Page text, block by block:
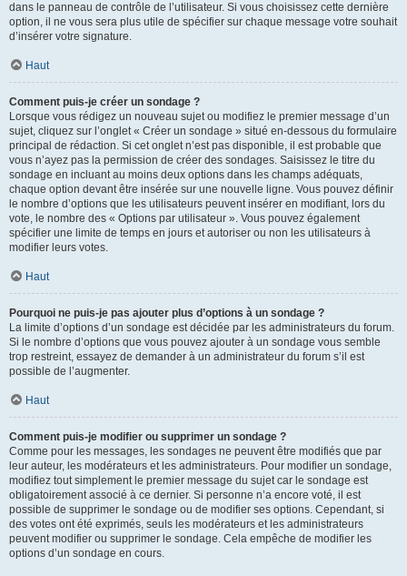
dans le panneau de contrôle de l’utilisateur. Si vous choisissez cette dernière
option, il ne vous sera plus utile de spécifier sur chaque message votre souhait
d’insérer votre signature.
Haut
Comment puis-je créer un sondage ?
Lorsque vous rédigez un nouveau sujet ou modifiez le premier message d’un
sujet, cliquez sur l’onglet « Créer un sondage » situé en-dessous du formulaire
principal de rédaction. Si cet onglet n’est pas disponible, il est probable que
vous n’ayez pas la permission de créer des sondages. Saisissez le titre du
sondage en incluant au moins deux options dans les champs adéquats,
chaque option devant être insérée sur une nouvelle ligne. Vous pouvez définir
le nombre d’options que les utilisateurs peuvent insérer en modifiant, lors du
vote, le nombre des « Options par utilisateur ». Vous pouvez également
spécifier une limite de temps en jours et autoriser ou non les utilisateurs à
modifier leurs votes.
Haut
Pourquoi ne puis-je pas ajouter plus d’options à un sondage ?
La limite d’options d’un sondage est décidée par les administrateurs du forum.
Si le nombre d’options que vous pouvez ajouter à un sondage vous semble
trop restreint, essayez de demander à un administrateur du forum s’il est
possible de l’augmenter.
Haut
Comment puis-je modifier ou supprimer un sondage ?
Comme pour les messages, les sondages ne peuvent être modifiés que par
leur auteur, les modérateurs et les administrateurs. Pour modifier un sondage,
modifiez tout simplement le premier message du sujet car le sondage est
obligatoirement associé à ce dernier. Si personne n’a encore voté, il est
possible de supprimer le sondage ou de modifier ses options. Cependant, si
des votes ont été exprimés, seuls les modérateurs et les administrateurs
peuvent modifier ou supprimer le sondage. Cela empêche de modifier les
options d’un sondage en cours.